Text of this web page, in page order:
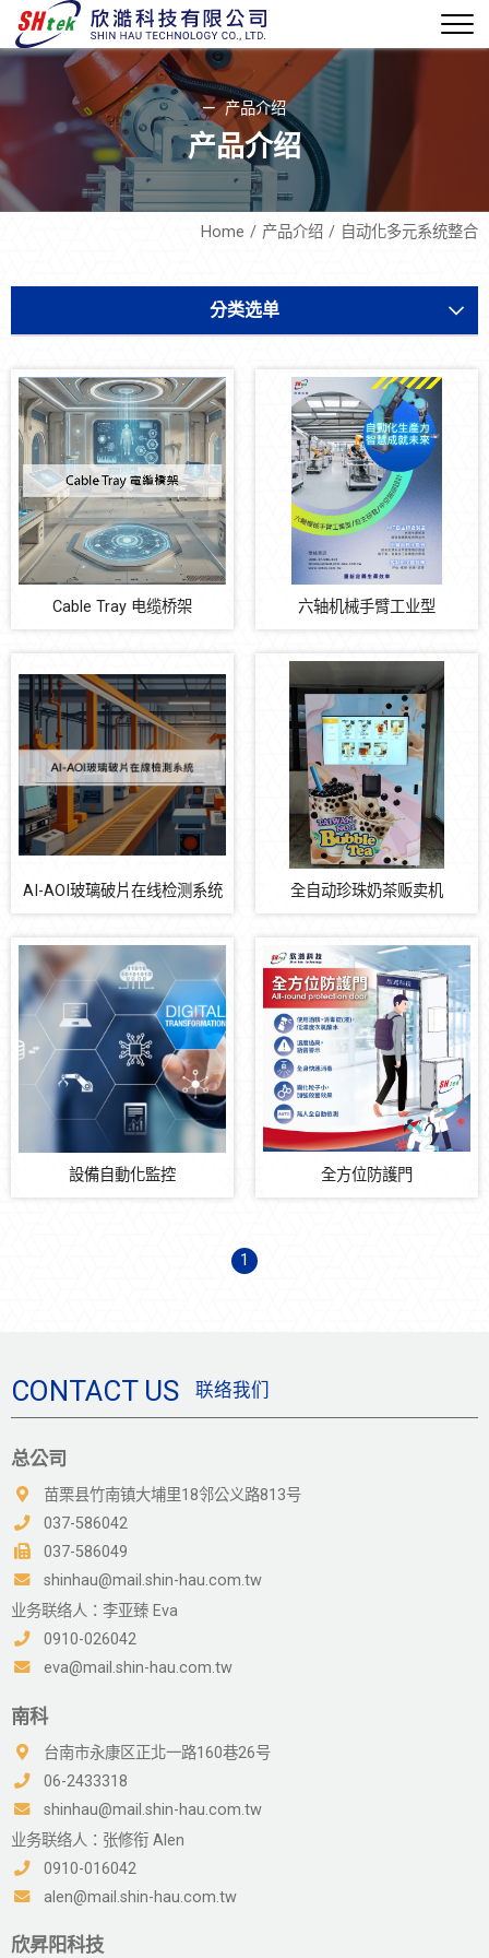
产品介绍
产品介绍
Home 产品介绍 自动化多元系统整合
分类选单
设备开发
软件机电
设备耗材
自动化多元系统整合
Cable Tray 电缆桥架
六轴机械手臂工业型
AI-AOI玻璃破片在线检测系统
設備自動化監控
全方位防護門
防震系统
节能减碳
Cable Tray 电缆桥架 六轴机械手臂工业型
AI-AOI玻璃破片在线检测系统 全自动珍珠奶茶贩卖机
設備自動化監控 全方位防護門
1
CONTACT US 联络我们
总公司
苗栗县竹南镇大埔里18邻公义路813号
037-586042
037-586049
shinhau@mail.shin-hau.com.tw
业务联络人：李亚臻 Eva
0910-026042
eva@mail.shin-hau.com.tw
南科
台南市永康区正北一路160巷26号
06-2433318
shinhau@mail.shin-hau.com.tw
业务联络人：张修衔 Alen
0910-016042
alen@mail.shin-hau.com.tw
欣昇阳科技